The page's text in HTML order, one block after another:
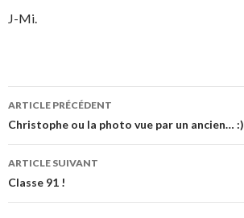
J-Mi.
Navigation
des
articles
ARTICLE PRÉCÉDENT
Christophe ou la photo vue par un ancien… :)
ARTICLE SUIVANT
Classe 91 !